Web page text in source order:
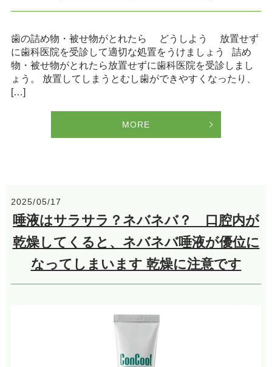
歯の詰め物・被せ物がとれたら どうしよう 放置せず
に歯科医院を受診して適切な処置をうけましょう 詰め
物・被せ物がとれたら放置せずに歯科医院を受診しまし
ょう。 放置してしまうとむし歯ができやすくなったり、
[…]
MORE
2025/05/17
唾液はサラサラ？ネバネバ？ 口腔内が
乾燥してくると、ネバネバ唾液が優位に
なってしまいます 乾燥に注意です